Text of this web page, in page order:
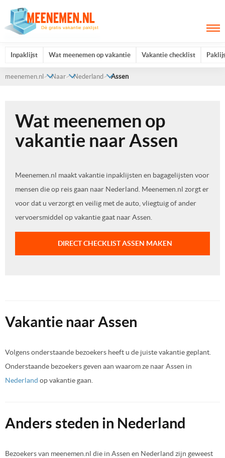
Inpaklijst Wat meenemen op vakantie Vakantie checklist
meenemen.nl Naar Nederland Assen
Wat meenemen op
vakantie naar Assen
Meenemen.nl maakt vakantie inpaklijsten en bagagelijsten voor
mensen die op reis gaan naar Nederland. Meenemen.nl zorgt er
voor dat u verzorgt en veilig met de auto, vliegtuig of ander
vervoersmiddel op vakantie gaat naar Assen.
DIRECT CHECKLIST ASSEN MAKEN
Vakantie naar Assen
Volgens onderstaande bezoekers heeft u de juiste vakantie geplant.
Onderstaande bezoekers geven aan waarom ze naar Assen in
Nederland op vakantie gaan.
Anders steden in Nederland
Bezoekers van meenemen.nl die in Assen en Nederland zijn geweest